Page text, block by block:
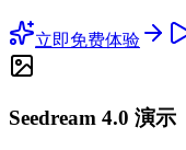
立即免费体验
Seedream 4.0 演示